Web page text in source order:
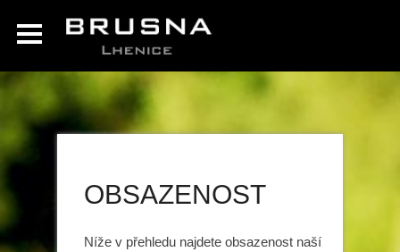
OBSAZENOST
Níže v přehledu najdete obsazenost naší